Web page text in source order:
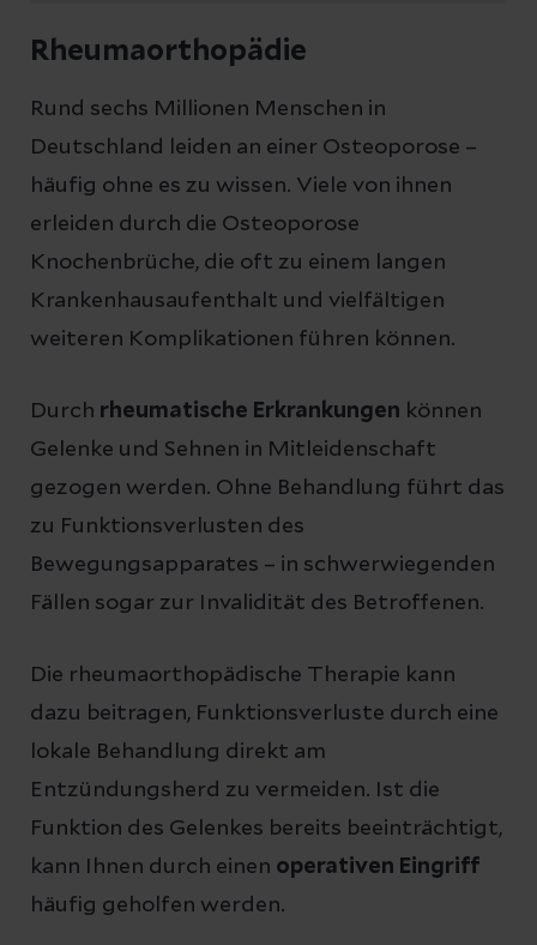
Rheumaorthopädie
Rund sechs Millionen Menschen in
Deutschland leiden an einer Osteoporose –
häufig ohne es zu wissen. Viele von ihnen
erleiden durch die Osteoporose
Knochenbrüche, die oft zu einem langen
Krankenhausaufenthalt und vielfältigen
weiteren Komplikationen führen können.
Durch rheumatische Erkrankungen können
Gelenke und Sehnen in Mitleidenschaft
gezogen werden. Ohne Behandlung führt das
zu Funktionsverlusten des
Bewegungsapparates – in schwerwiegenden
Fällen sogar zur Invalidität des Betroffenen.
Die rheumaorthopädische Therapie kann
dazu beitragen, Funktionsverluste durch eine
lokale Behandlung direkt am
Entzündungsherd zu vermeiden. Ist die
Funktion des Gelenkes bereits beeinträchtigt,
kann Ihnen durch einen operativen Eingriff
häufig geholfen werden.